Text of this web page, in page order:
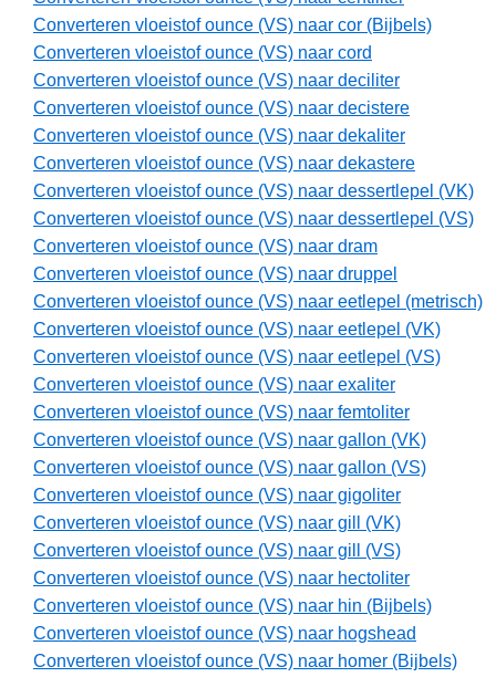
Converteren vloeistof ounce (VS) naar cor (Bijbels)
Converteren vloeistof ounce (VS) naar cord
Converteren vloeistof ounce (VS) naar deciliter
Converteren vloeistof ounce (VS) naar decistere
Converteren vloeistof ounce (VS) naar dekaliter
Converteren vloeistof ounce (VS) naar dekastere
Converteren vloeistof ounce (VS) naar dessertlepel (VK)
Converteren vloeistof ounce (VS) naar dessertlepel (VS)
Converteren vloeistof ounce (VS) naar dram
Converteren vloeistof ounce (VS) naar druppel
Converteren vloeistof ounce (VS) naar eetlepel (metrisch)
Converteren vloeistof ounce (VS) naar eetlepel (VK)
Converteren vloeistof ounce (VS) naar eetlepel (VS)
Converteren vloeistof ounce (VS) naar exaliter
Converteren vloeistof ounce (VS) naar femtoliter
Converteren vloeistof ounce (VS) naar gallon (VK)
Converteren vloeistof ounce (VS) naar gallon (VS)
Converteren vloeistof ounce (VS) naar gigoliter
Converteren vloeistof ounce (VS) naar gill (VK)
Converteren vloeistof ounce (VS) naar gill (VS)
Converteren vloeistof ounce (VS) naar hectoliter
Converteren vloeistof ounce (VS) naar hin (Bijbels)
Converteren vloeistof ounce (VS) naar hogshead
Converteren vloeistof ounce (VS) naar homer (Bijbels)